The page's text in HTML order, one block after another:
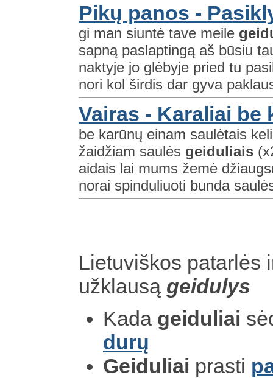
Pikų panos -
gi man siuntė tave meile
sapną paslaptingą aš būsiu
naktyje jo glėbyje pried tu
nori kol širdis dar gyva
Vairas - Karaliai be
be karūnų einam saulėtais
žaidžiam saulės geiduliais
aidais lai mums žemė
norai spinduliuoti bunda
Lietuviškos patarlės
užklausą geidulys
Kada geiduliai
durų
Geiduliai prasti